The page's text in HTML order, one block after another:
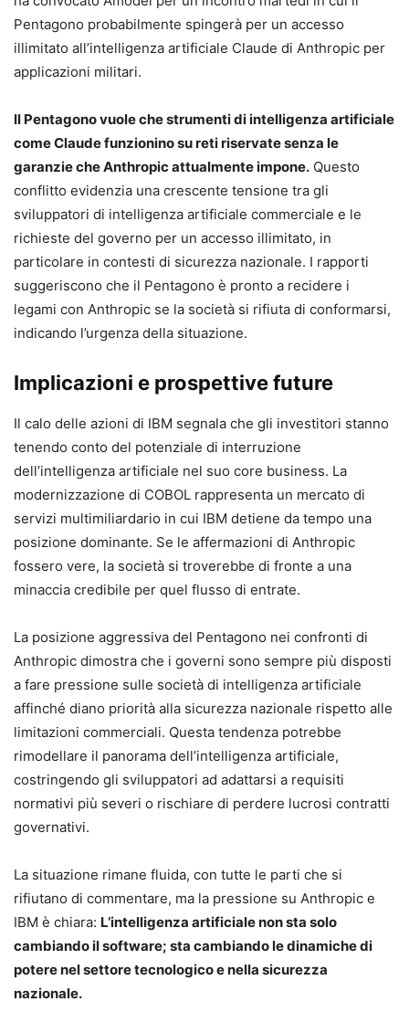
Pentagono probabilmente spingerà per un accesso
illimitato all’intelligenza artificiale Claude di Anthropic per
applicazioni militari.
Il Pentagono vuole che strumenti di intelligenza artificiale
come Claude funzionino su reti riservate senza le
garanzie che Anthropic attualmente impone. Questo
conflitto evidenzia una crescente tensione tra gli
sviluppatori di intelligenza artificiale commerciale e le
richieste del governo per un accesso illimitato, in
particolare in contesti di sicurezza nazionale. I rapporti
suggeriscono che il Pentagono è pronto a recidere i
legami con Anthropic se la società si rifiuta di conformarsi,
indicando l’urgenza della situazione.
Implicazioni e prospettive future
Il calo delle azioni di IBM segnala che gli investitori stanno
tenendo conto del potenziale di interruzione
dell’intelligenza artificiale nel suo core business. La
modernizzazione di COBOL rappresenta un mercato di
servizi multimiliardario in cui IBM detiene da tempo una
posizione dominante. Se le affermazioni di Anthropic
fossero vere, la società si troverebbe di fronte a una
minaccia credibile per quel flusso di entrate.
La posizione aggressiva del Pentagono nei confronti di
Anthropic dimostra che i governi sono sempre più disposti
a fare pressione sulle società di intelligenza artificiale
affinché diano priorità alla sicurezza nazionale rispetto alle
limitazioni commerciali. Questa tendenza potrebbe
rimodellare il panorama dell’intelligenza artificiale,
costringendo gli sviluppatori ad adattarsi a requisiti
normativi più severi o rischiare di perdere lucrosi contratti
governativi.
La situazione rimane fluida, con tutte le parti che si
rifiutano di commentare, ma la pressione su Anthropic e
IBM è chiara: L’intelligenza artificiale non sta solo
cambiando il software; sta cambiando le dinamiche di
potere nel settore tecnologico e nella sicurezza
nazionale.